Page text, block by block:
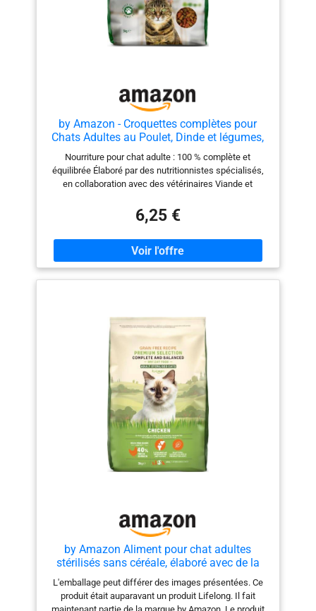
by Amazon - Croquettes complètes pour
Chats Adultes au Poulet, Dinde et légumes,
3kg, Lot de 1
Nourriture pour chat adulte : 100 % complète et
équilibrée Élaboré par des nutritionnistes spécialisés,
en collaboration avec des vétérinaires Viande et
dérivés d’origine animale consommables par les
humains) Prébiotiques naturels pour faciliter la
digestion Biotine et zinc pour une peau et un pelage
sains Vitamine D pour des os forts Sans arômes
artificiels, colorants ni conservateurs. Sans soja, blé ni
orge ajoutés Recette goûteuse avec des protéines de
6,25 €
by Amazon Aliment pour chat adultes
stérilisés sans céréale, élaboré avec de la
viande fraîche de poulet - 3 kg
(Anciennement une marque Lifelong, même
produit)
L'emballage peut différer des images présentées. Ce
produit était auparavant un produit Lifelong. Il fait